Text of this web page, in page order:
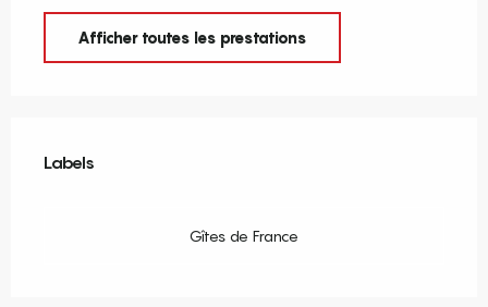
Afficher toutes les prestations
Labels
Labels
Gîtes de France